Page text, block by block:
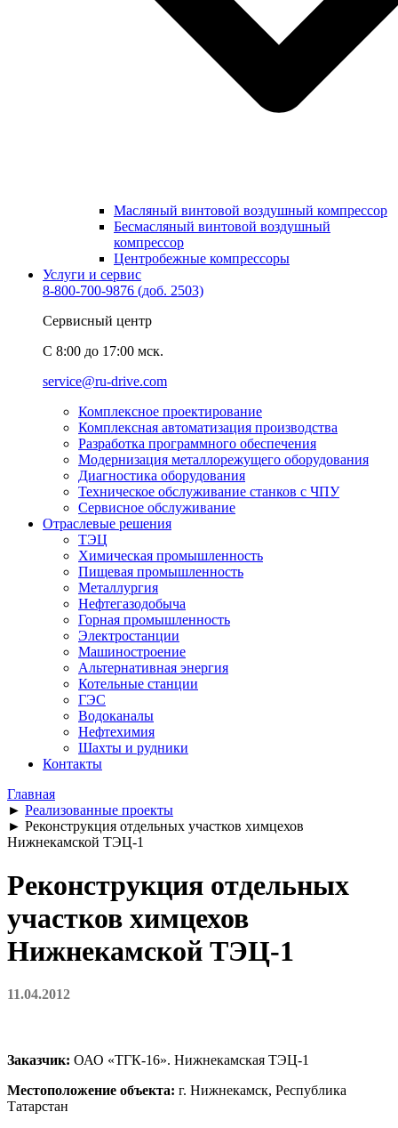
Масляный винтовой воздушный компрессор
Бесмасляный винтовой воздушный
компрессор
Центробежные компрессоры
Услуги и сервис
8-800-700-9876 (доб. 2503)
Сервисный центр
C 8:00 до 17:00 мск.
service@ru-drive.com
Комплексное проектирование
Комплексная автоматизация производства
Разработка программного обеспечения
Модернизация металлорежущего оборудования
Диагностика оборудования
Техническое обслуживание станков с ЧПУ
Сервисное обслуживание
Отраслевые решения
ТЭЦ
Химическая промышленность
Пищевая промышленность
Металлургия
Нефтегазодобыча
Горная промышленность
Электростанции
Машиностроение
Альтернативная энергия
Котельные станции
ГЭС
Водоканалы
Нефтехимия
Шахты и рудники
Контакты
Главная
► Реализованные проекты
► Реконструкция отдельных участков химцехов
Нижнекамской ТЭЦ-1
Реконструкция отдельных
участков химцехов
Нижнекамской ТЭЦ-1
11.04.2012
Заказчик: ОАО «ТГК-16». Нижнекамская ТЭЦ-1
Местоположение объекта: г. Нижнекамск, Республика
Татарстан